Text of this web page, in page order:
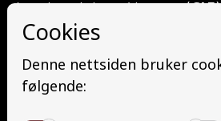
Lett lastebil med henger (C1E)
Buss (D)
Minibuss (D1)
Minibuss med henger (D1E)